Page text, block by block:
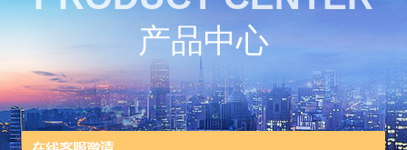
产品中心